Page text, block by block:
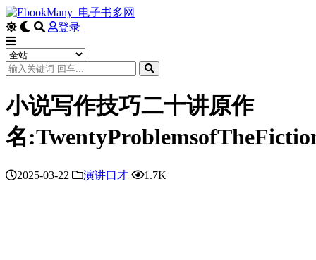
登录
小说写作技巧二十讲原作
名
2025-03-22 演讲口才 1.7K